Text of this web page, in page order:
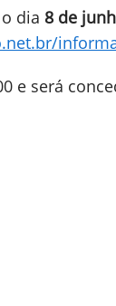
dia 8 de
e será